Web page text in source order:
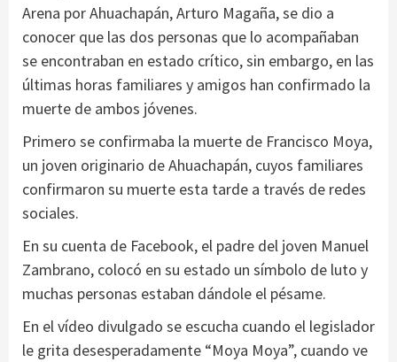
Arena por Ahuachapán, Arturo Magaña, se dio a
conocer que las dos personas que lo acompañaban
se encontraban en estado crítico, sin embargo, en las
últimas horas familiares y amigos han confirmado la
muerte de ambos jóvenes.
Primero se confirmaba la muerte de Francisco Moya,
un joven originario de Ahuachapán, cuyos familiares
confirmaron su muerte esta tarde a través de redes
sociales.
En su cuenta de Facebook, el padre del joven Manuel
Zambrano, colocó en su estado un símbolo de luto y
muchas personas estaban dándole el pésame.
En el vídeo divulgado se escucha cuando el legislador
le grita desesperadamente “Moya Moya”, cuando ve